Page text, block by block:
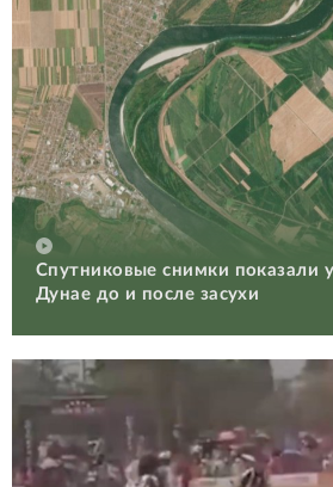
Спутниковые снимки показали
Дунае до и после засухи